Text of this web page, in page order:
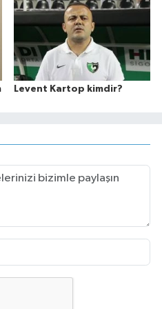
Levent Kartop kimdir?